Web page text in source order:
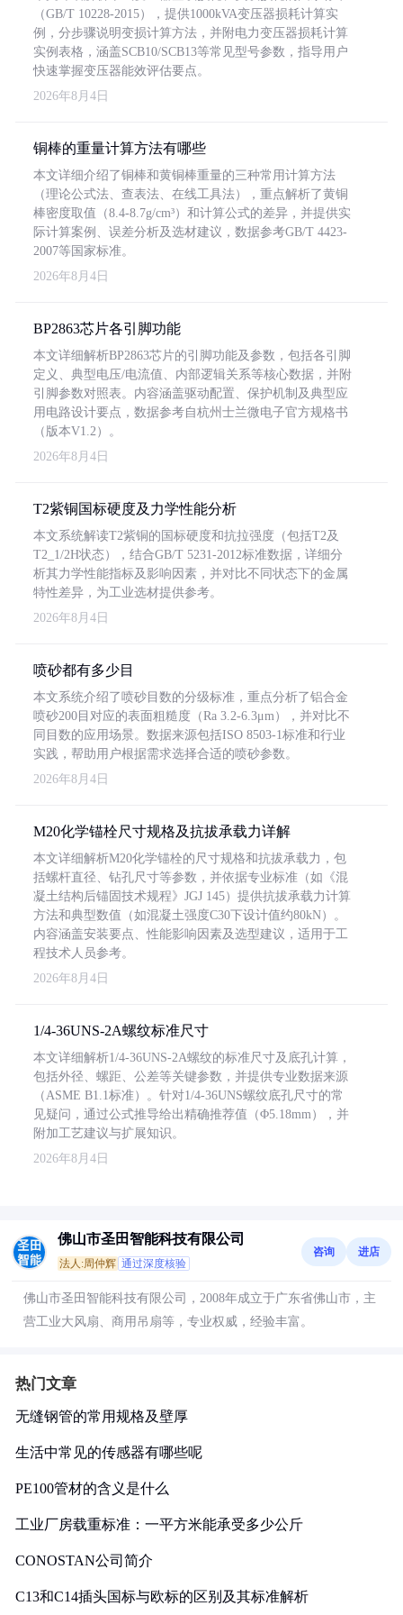
（GB/T 10228-2015），提供1000kVA变压器损耗计算实
例，分步骤说明变损计算方法，并附电力变压器损耗计算
实例表格，涵盖SCB10/SCB13等常见型号参数，指导用户
快速掌握变压器能效评估要点。
2026年8月4日
铜棒的重量计算方法有哪些
本文详细介绍了铜棒和黄铜棒重量的三种常用计算方法
（理论公式法、查表法、在线工具法），重点解析了黄铜
棒密度取值（8.4-8.7g/cm³）和计算公式的差异，并提供实
际计算案例、误差分析及选材建议，数据参考GB/T 4423-
2007等国家标准。
2026年8月4日
BP2863芯片各引脚功能
本文详细解析BP2863芯片的引脚功能及参数，包括各引脚
定义、典型电压/电流值、内部逻辑关系等核心数据，并附
引脚参数对照表。内容涵盖驱动配置、保护机制及典型应
用电路设计要点，数据参考自杭州士兰微电子官方规格书
（版本V1.2）。
2026年8月4日
T2紫铜国标硬度及力学性能分析
本文系统解读T2紫铜的国标硬度和抗拉强度（包括T2及
T2_1/2H状态），结合GB/T 5231-2012标准数据，详细分
析其力学性能指标及影响因素，并对比不同状态下的金属
特性差异，为工业选材提供参考。
2026年8月4日
喷砂都有多少目
本文系统介绍了喷砂目数的分级标准，重点分析了铝合金
喷砂200目对应的表面粗糙度（Ra 3.2-6.3μm），并对比不
同目数的应用场景。数据来源包括ISO 8503-1标准和行业
实践，帮助用户根据需求选择合适的喷砂参数。
2026年8月4日
M20化学锚栓尺寸规格及抗拔承载力详解
本文详细解析M20化学锚栓的尺寸规格和抗拔承载力，包
括螺杆直径、钻孔尺寸等参数，并依据专业标准（如《混
凝土结构后锚固技术规程》JGJ 145）提供抗拔承载力计算
方法和典型数值（如混凝土强度C30下设计值约80kN）。
内容涵盖安装要点、性能影响因素及选型建议，适用于工
程技术人员参考。
2026年8月4日
1/4-36UNS-2A螺纹标准尺寸
本文详细解析1/4-36UNS-2A螺纹的标准尺寸及底孔计算，
包括外径、螺距、公差等关键参数，并提供专业数据来源
（ASME B1.1标准）。针对1/4-36UNS螺纹底孔尺寸的常
见疑问，通过公式推导给出精确推荐值（Φ5.18mm），并
附加工艺建议与扩展知识。
2026年8月4日
佛山市圣田智能科技有限公司
法人:周仲辉 通过深度核验
咨询 进店
佛山市圣田智能科技有限公司，2008年成立于广东省佛山市，主
营工业大风扇、商用吊扇等，专业权威，经验丰富。
热门文章
无缝钢管的常用规格及壁厚
生活中常见的传感器有哪些呢
PE100管材的含义是什么
工业厂房载重标准：一平方米能承受多少公斤
CONOSTAN公司简介
C13和C14插头国标与欧标的区别及其标准解析